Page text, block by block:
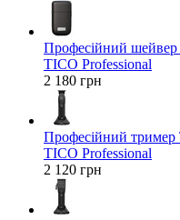
Професійний шейвер
TICO Professional
2 180 грн
Професійний тример
TICO Professional
2 120 грн